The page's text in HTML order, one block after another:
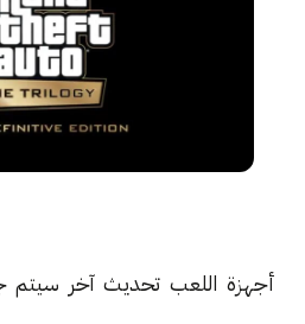
أجهزة اللعب تحديث آخر سيتم